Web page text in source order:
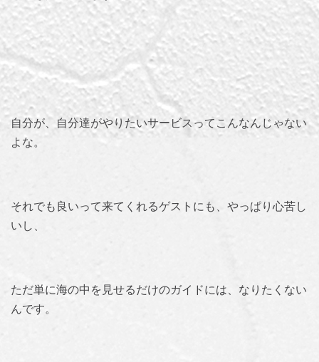
自分が、自分達がやりたいサービスってこんなんじゃない
よな。
それでも良いって来てくれるゲストにも、やっぱり心苦し
いし、
ただ単に海の中を見せるだけのガイドには、なりたくない
んです。